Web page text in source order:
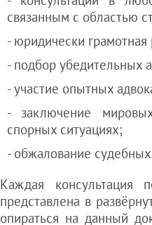
связанным с областью
- юридически
- подбор убедительных
- участие опытных
- заключение
спорных ситуациях;
- обжалование
Каждая
представлена в
опираться на данный